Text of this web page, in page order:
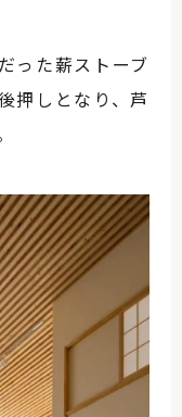
った薪ストーブ
押しとなり、芦